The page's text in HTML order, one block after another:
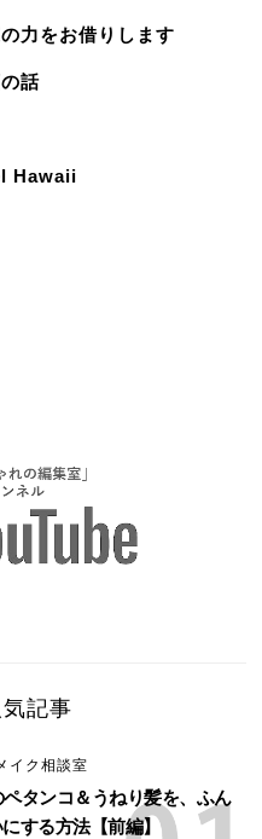
力をお借りします
話
Hawaii
記事
イク相談室
ペタンコ＆うねり髪を、ふん
する方法【前編】